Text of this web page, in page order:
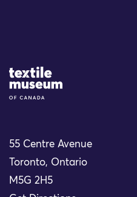
Site Logo
55 Centre Avenue
Toronto, Ontario
M5G 2H5